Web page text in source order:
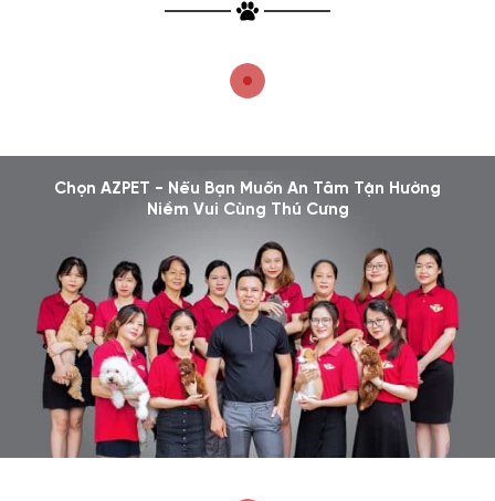
Chọn AZPET - Nếu Bạn Muốn An Tâm Tận Hưởng
Niềm Vui Cùng Thú Cưng